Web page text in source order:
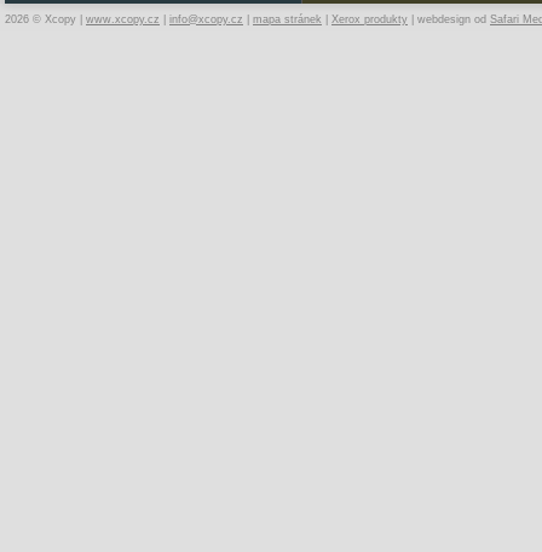
2026 © Xcopy | www.xcopy.cz info@xcopy.cz mapa stránek Xerox produkty | webdesign od Safari